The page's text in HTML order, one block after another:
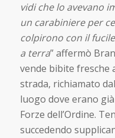
vidi che lo avevano
un carabiniere per
colpirono con il
a terra” affermò
vende bibite fresche
strada, richiamato
luogo dove erano
Forze dell’Ordine.
succedendo